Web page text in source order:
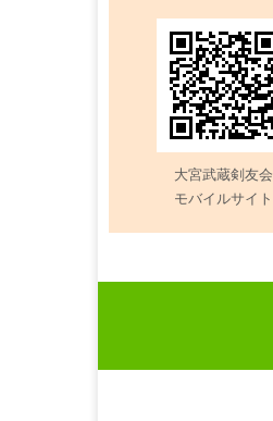
大宮武蔵剣友会
モバイルサイト